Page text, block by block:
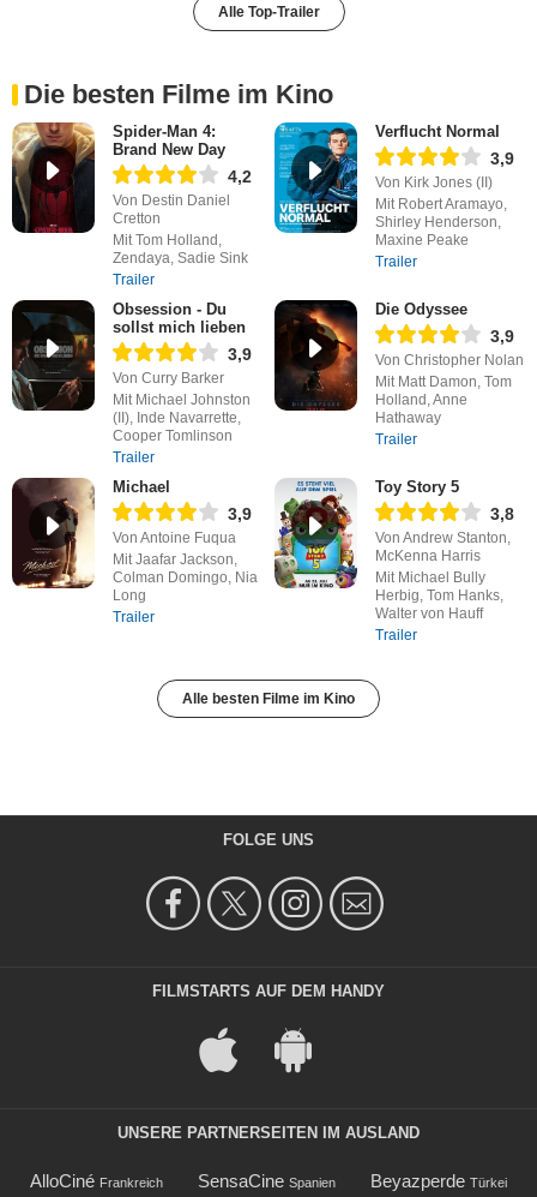
Alle Top-Trailer
Die besten Filme im Kino
Spider-Man 4:
Brand New Day
4,2
Von Destin Daniel
Cretton
Mit Tom Holland,
Zendaya, Sadie Sink
Trailer
Verflucht Normal
3,9
Von Kirk Jones (II)
Mit Robert Aramayo,
Shirley Henderson,
Maxine Peake
Trailer
Obsession - Du
sollst mich lieben
3,9
Von Curry Barker
Mit Michael Johnston
(II), Inde Navarrette,
Cooper Tomlinson
Trailer
Die Odyssee
3,9
Von Christopher Nolan
Mit Matt Damon, Tom
Holland, Anne
Hathaway
Trailer
Michael
3,9
Von Antoine Fuqua
Mit Jaafar Jackson,
Colman Domingo, Nia
Long
Trailer
Toy Story 5
3,8
Von Andrew Stanton,
McKenna Harris
Mit Michael Bully
Herbig, Tom Hanks,
Walter von Hauff
Trailer
Alle besten Filme im Kino
FOLGE UNS
FILMSTARTS AUF DEM HANDY
UNSERE PARTNERSEITEN IM AUSLAND
AlloCiné Frankreich SensaCine Spanien Beyazperde Türkei